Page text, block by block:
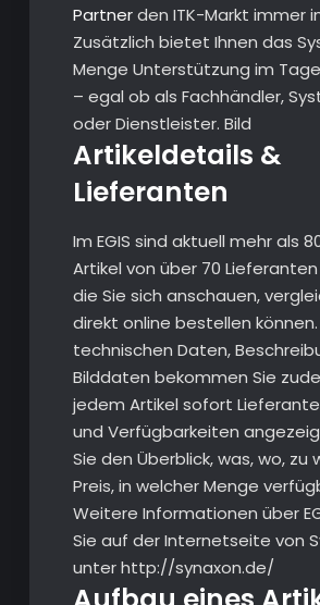
Partnerden ITK-Markt immer
Zusätzlich bietet Ihnen das
Menge Unterstützung im
– egal ob als Fachhändler,
oder Dienstleister. Bild
Artikeldetails &
Lieferanten
Im EGIS sind aktuell mehr als
Artikel von über 70
die Sie sich anschauen,
direkt online bestellen
technischen Daten,
Bilddaten bekommen Sie
jedem Artikel sofort
und Verfügbarkeiten
Sie den Überblick, was, wo, zu
Preis, in welcher Menge
Weitere Informationen über
Sie auf der Internetseite von
unter http://synaxon.de/